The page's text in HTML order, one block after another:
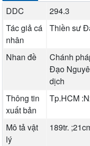
DDC
294.3
Tác giả cá
nhân
Thiền sư
Nhan đề
Chánh
Đạo
dịch
Thông tin
xuất bản
Tp.HCM
Mô tả vật
lý
189tr.